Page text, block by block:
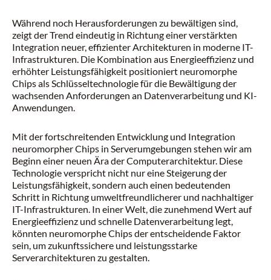
Während noch Herausforderungen zu bewältigen sind,
zeigt der Trend eindeutig in Richtung einer verstärkten
Integration neuer, effizienter Architekturen in moderne IT-
Infrastrukturen. Die Kombination aus Energieeffizienz und
erhöhter Leistungsfähigkeit positioniert neuromorphe
Chips als Schlüsseltechnologie für die Bewältigung der
wachsenden Anforderungen an Datenverarbeitung und KI-
Anwendungen.
Mit der fortschreitenden Entwicklung und Integration
neuromorpher Chips in Serverumgebungen stehen wir am
Beginn einer neuen Ära der Computerarchitektur. Diese
Technologie verspricht nicht nur eine Steigerung der
Leistungsfähigkeit, sondern auch einen bedeutenden
Schritt in Richtung umweltfreundlicherer und nachhaltiger
IT-Infrastrukturen. In einer Welt, die zunehmend Wert auf
Energieeffizienz und schnelle Datenverarbeitung legt,
könnten neuromorphe Chips der entscheidende Faktor
sein, um zukunftssichere und leistungsstarke
Serverarchitekturen zu gestalten.